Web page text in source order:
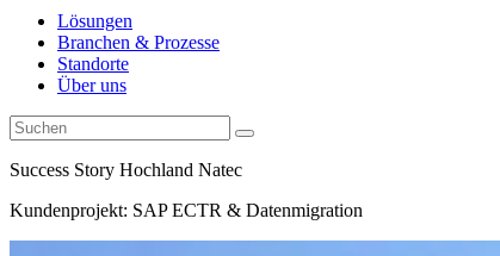
Lösungen
Branchen & Prozesse
Standorte
Über uns
Success Story Hochland Natec
Kundenprojekt: SAP ECTR & Datenmigration